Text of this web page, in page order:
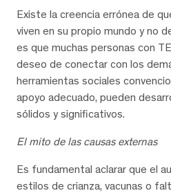
Existe la creencia errónea de
viven en su propio mundo y no
es que muchas personas con
deseo de conectar con los
herramientas sociales
apoyo adecuado, pueden
sólidos y significativos.
El mito de las causas externas
Es fundamental aclarar que el
estilos de crianza, vacunas o